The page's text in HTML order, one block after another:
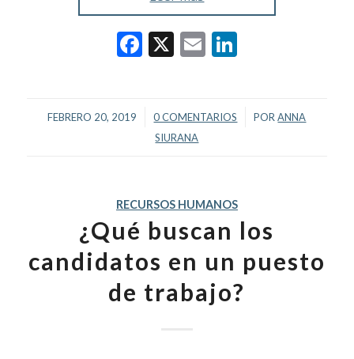
Facebook
X EmailLinkedIn
FEBRERO 20, 2019
/ 0 COMENTARIOS
/ PORANNA
SIURANA
RECURSOS HUMANOS
¿Qué buscan los
candidatos en un puesto
de trabajo?